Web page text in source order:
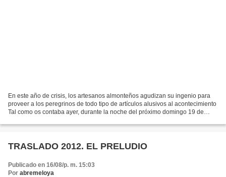
En este año de crisis, los artesanos almonteños agudizan su ingenio para
proveer a los peregrinos de todo tipo de artículos alusivos al acontecimiento
Tal como os contaba ayer, durante la noche del próximo domingo 19 de
TRASLADO 2012. EL PRELUDIO
Publicado en 16/08/p. m. 15:03
Por abremeloya